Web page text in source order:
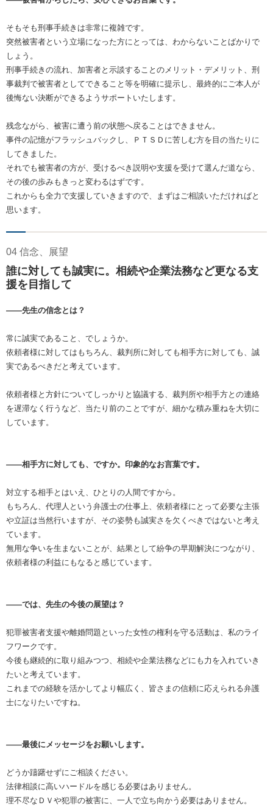
そもそも刑事手続きは非常に複雑です。
突然被害者という立場になった方にとっては、わからないことばかりで
しょう。
刑事手続きの流れ、加害者と示談することのメリット・デメリット、刑
事裁判で被害者としてできること等を明確に提示し、最終的にご本人が
後悔ない決断ができるようサポートいたします。
残念ながら、被害に遭う前の状態へ戻ることはできません。
事件の記憶がフラッシュバックし、ＰＴＳＤに苦しむ方を目の当たりに
してきました。
それでも被害者の方が、受けるべき説明や支援を受けて選んだ道なら、
その後の歩みもきっと変わるはずです。
これからも全力で支援していきますので、まずはご相談いただければと
思います。
04 信念、展望
誰に対しても誠実に。相続や企業法務など更なる支
援を目指して
――先生の信念とは？
常に誠実であること、でしょうか。
依頼者様に対してはもちろん、裁判所に対しても相手方に対しても、誠
実であるべきだと考えています。
依頼者様と方針についてしっかりと協議する、裁判所や相手方との連絡
を遅滞なく行うなど、当たり前のことですが、細かな積み重ねを大切に
しています。
――相手方に対しても、ですか。印象的なお言葉です。
対立する相手とはいえ、ひとりの人間ですから。
もちろん、代理人という弁護士の仕事上、依頼者様にとって必要な主張
や立証は当然行いますが、その姿勢も誠実さを欠くべきではないと考え
ています。
無用な争いを生まないことが、結果として紛争の早期解決につながり、
依頼者様の利益にもなると感じています。
――では、先生の今後の展望は？
犯罪被害者支援や離婚問題といった女性の権利を守る活動は、私のライ
フワークです。
今後も継続的に取り組みつつ、相続や企業法務などにも力を入れていき
たいと考えています。
これまでの経験を活かしてより幅広く、皆さまの信頼に応えられる弁護
士になりたいですね。
――最後にメッセージをお願いします。
どうか躊躇せずにご相談ください。
法律相談に高いハードルを感じる必要はありません。
理不尽なＤＶや犯罪の被害に、一人で立ち向かう必要はありません。